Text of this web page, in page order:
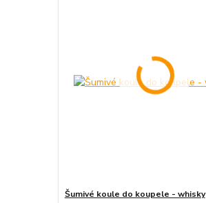
Šumivé koule do koupele - whisky